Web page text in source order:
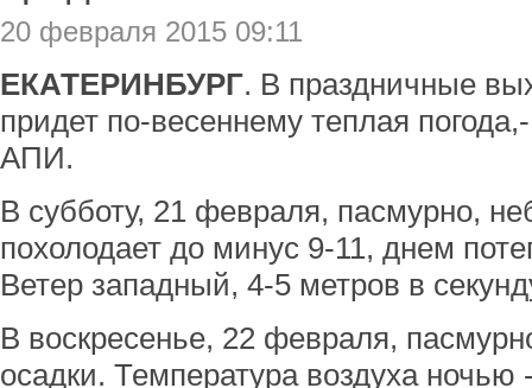
20 февраля 2015 09:11
ЕКАТЕРИНБУРГ. В праздничные
придет по-весеннему теплая
АПИ.
В субботу, 21 февраля, пасмурно,
похолодает до минус 9-11, днем
Ветер западный, 4-5 метров в
В воскресенье, 22 февраля,
осадки. Температура воздуха ночью